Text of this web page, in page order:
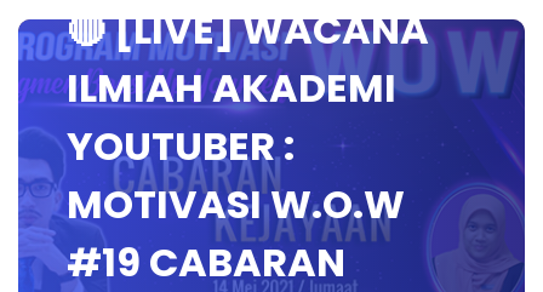
🔴 [LIVE] WACANA
ILMIAH AKADEMI
YOUTUBER :
MOTIVASI W.O.W
#19 CABARAN